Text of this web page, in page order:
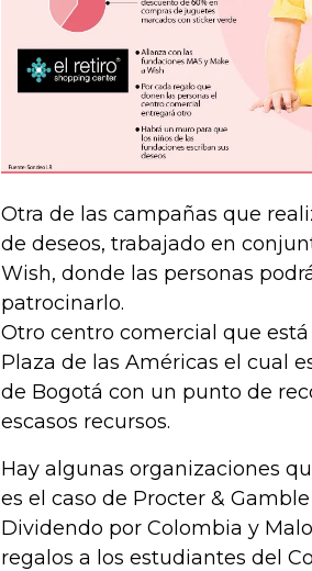
Otra de las campañas que
de deseos, trabajado en
Wish, donde las personas
patrocinarlo.
Otro centro comercial que
Plaza de las Américas el cual
de Bogotá con un punto de
escasos recursos.
Hay algunas organizaciones
es el caso de Procter &
Dividendo por Colombia y
regalos a los estudiantes del